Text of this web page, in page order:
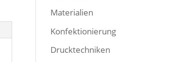
Materialien
Konfektionierung
Drucktechniken